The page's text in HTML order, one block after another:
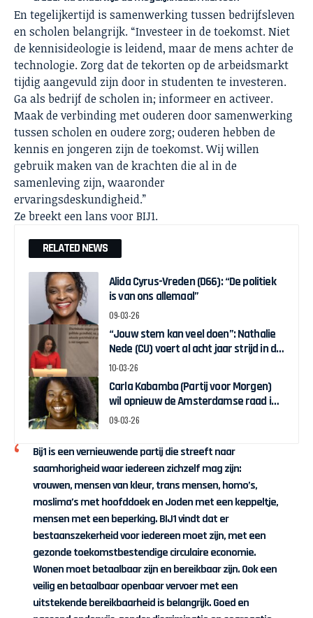
En tegelijkertijd is samenwerking tussen bedrijfsleven
en scholen belangrijk. “Investeer in de toekomst. Niet
de kennisideologie is leidend, maar de mens achter de
technologie. Zorg dat de tekorten op de arbeidsmarkt
tijdig aangevuld zijn door in studenten te investeren.
Ga als bedrijf de scholen in; informeer en activeer.
Maak de verbinding met ouderen door samenwerking
tussen scholen en oudere zorg; ouderen hebben de
kennis en jongeren zijn de toekomst. Wij willen
gebruik maken van de krachten die al in de
samenleving zijn, waaronder
ervaringsdeskundigheid.”
Ze breekt een lans voor BIJ1.
RELATED NEWS
Alida Cyrus-Vreden (D66): “De politiek
is van ons allemaal”
09-03-26
“Jouw stem kan veel doen”: Nathalie
Nede (CU) voert al acht jaar strijd in de
Arnhemse gemeenteraad“
10-03-26
Carla Kabamba (Partij voor Morgen)
wil opnieuw de Amsterdamse raad in:
“Politiek moet verantwoordelijkheid
09-03-26
Bij1 is een vernieuwende partij die streeft naar
saamhorigheid waar iedereen zichzelf mag zijn:
vrouwen, mensen van kleur, trans mensen, homo’s,
moslima’s met hoofddoek en Joden met een keppeltje,
mensen met een beperking. BIJ1 vindt dat er
bestaanszekerheid voor iedereen moet zijn, met een
gezonde toekomstbestendige circulaire economie.
Wonen moet betaalbaar zijn en bereikbaar zijn. Ook een
veilig en betaalbaar openbaar vervoer met een
uitstekende bereikbaarheid is belangrijk. Goed en